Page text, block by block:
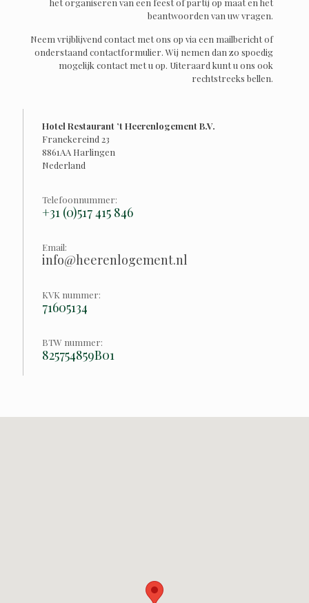
het organiseren van een feest of partij op maat en het
beantwoorden van uw vragen.
Neem vrijblijvend contact met ons op via een mailbericht of
onderstaand contactformulier. Wij nemen dan zo spoedig
mogelijk contact met u op. Uiteraard kunt u ons ook
rechtstreeks bellen.
Hotel Restaurant ’t Heerenlogement B.V.
Franekereind 23
8861AA Harlingen
Nederland
Telefoonnummer:
+31 (0)517 415 846
Email:
info@heerenlogement.nl
KVK nummer:
71605134
BTW nummer:
825754859B01